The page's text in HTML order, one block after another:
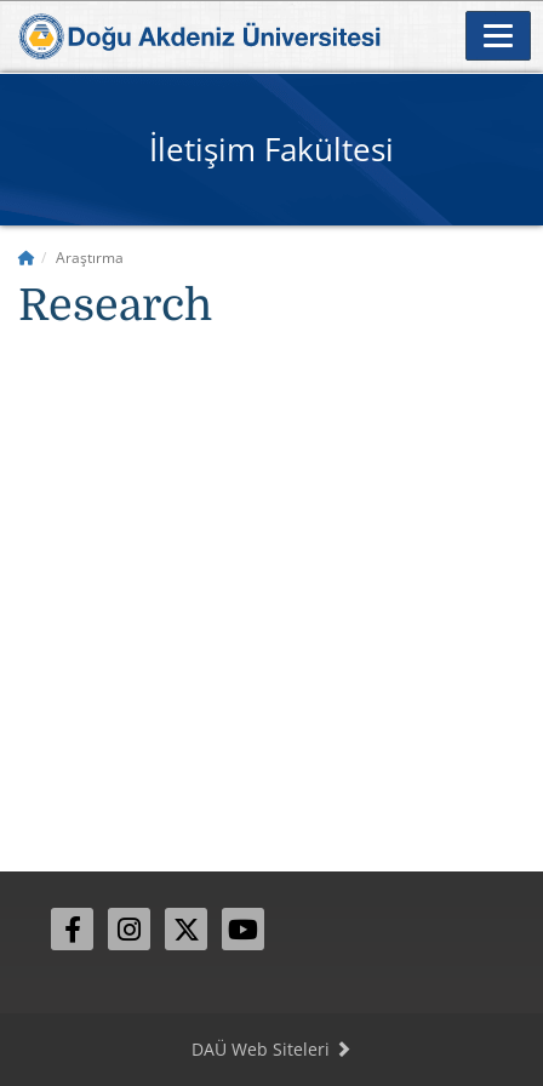
İletişim Fakültesi
Araştırma
Research
DAÜ Web Siteleri